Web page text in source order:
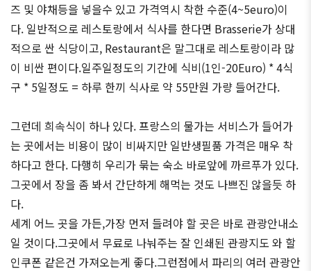
즈 및 야채등을 넣을수 있고 가격역시 착한 수준(4~5euro)이
다. 일반적으로 레스토랑에서 식사를 한다면 Brasserie가 상대
적으로 싼 식당이고, Restaurant은 말그대로 레스토랑이라 많
이 비싼 편이다.일주일정도의 기간에 식비(1인-20Euro) * 4식
구 * 5일정도 = 하루 한끼 식사로 약 55만원 가량 들어간다.
그런데 희속식이 하나 있다. 프랑스의 물가는 서비스가 들어가
는 곳에서는 비용이 많이 비싸지만 일반생필품 가격은 매우 착
하다고 한다. 다행히 우리가 묶는 숙소 바로앞에 까르푸가 있다.
그곳에서 장을 좀 봐서 간단하게 해먹는 것도 나쁘진 않을듯 하
다.
세계 어느 곳을 가든,가장 먼저 들려야 할 곳은 바로 관광안내소
일 것이다.그곳에서 무료로 나눠주는 잘 인쇄된 관광지도 와 할
인쿠폰 같은건 가져오는게 좋다.그런점에서 파리의 여러 관광안